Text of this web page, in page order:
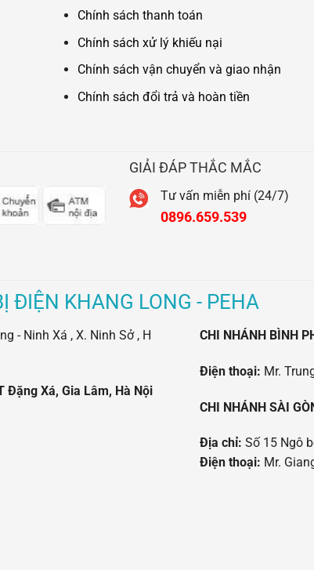
Chính sách thanh toán
Chính sách xử lý khiếu nại
Chính sách vận chuyển và giao nhận
Chính sách đổi trả và hoàn tiền
GIẢI ĐÁP THẮC MẮC
Tư vấn miễn phí (24/7)
0896.659.539
ĐIỆN KHANG LONG - PEHA
- Ninh Xá , X. Ninh Sở , H
Đặng Xá, Gia Lâm, Hà Nội
CHI NHÁNH BÌNH
Điện thoại: Mr.
CHI NHÁNH SÀI
Địa chỉ: Số 15 Ngô
Điện thoại: Mr.